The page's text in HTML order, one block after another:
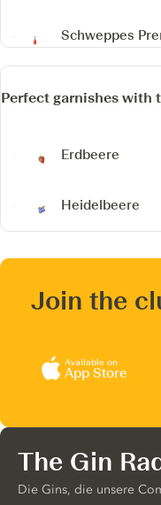
Schweppes
Perfect garnishes with
Erdbeere
Heidelbeere
Join the
Available on
App Store
The Gin
Die Gins, die unsere